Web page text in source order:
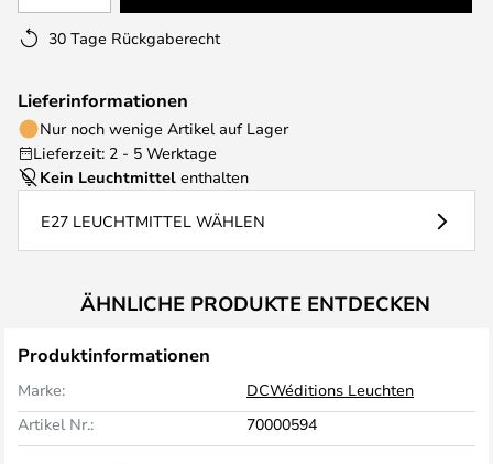
30 Tage Rückgaberecht
Lieferinformationen
Nur noch wenige Artikel auf Lager
Lieferzeit: 2 - 5 Werktage
Kein Leuchtmittel enthalten
E27 LEUCHTMITTEL WÄHLEN
ÄHNLICHE PRODUKTE ENTDECKEN
Produktinformationen
Marke:
DCWéditions Leuchten
Artikel Nr.:
70000594